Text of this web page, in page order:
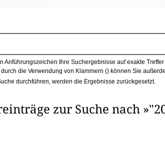
Anführungszeichen Ihre Suchergebnisse auf exakte
die Verwendung von Klammern () können Sie
durchführen, werden die Ergebnisse zurückgesetzt.
zur Suche nach